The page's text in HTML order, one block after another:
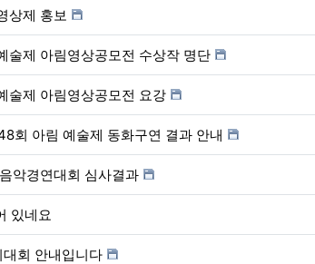
상제 홍보
술제 아림영상공모전 수상작 명단
술제 아림영상공모전 요강
회 아림 예술제 동화구연 결과 안내
악경연대회 심사결과
있네요
회 안내입니다